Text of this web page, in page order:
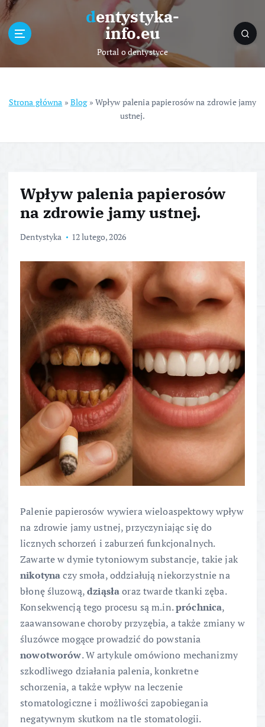
e
dentystyka-
info.eu
Portal o dentystyce
Strona główna » Blog» Wpływ palenia papierosów na zdrowie jamy
ustnej.
Wpływ palenia papierosów
na zdrowie jamy ustnej.
Dentystyka 12 lutego, 2026
Palenie papierosów wywiera wieloaspektowy wpływ
na zdrowie jamy ustnej, przyczyniając się do
licznych schorzeń i zaburzeń funkcjonalnych.
Zawarte w dymie tytoniowym substancje, takie jak
nikotynaczy smoła, oddziałują niekorzystnie na
błonę śluzową,dziąsłaoraz twarde tkanki zęba.
Konsekwencją tego procesu są m.in.próchnica,
zaawansowane choroby przyzębia, a także zmiany w
śluzówce mogące prowadzić do powstania
nowotworów. W artykule omówiono mechanizmy
szkodliwego działania palenia, konkretne
schorzenia, a także wpływ na leczenie
stomatologiczne i możliwości zapobiegania
negatywnym skutkom na tle stomatologii.